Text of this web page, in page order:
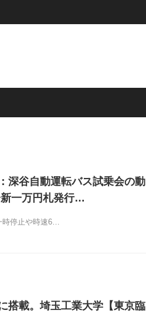
深谷自動運転バス試乗会の動
一万円札発行…
時停止や時速6…
搭載。埼玉工業大学【東京臨